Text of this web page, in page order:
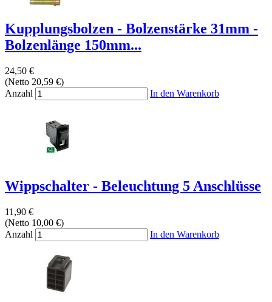
Kupplungsbolzen - Bolzenstärke 31mm -
Bolzenlänge 150mm...
24,50 €
(Netto 20,59 €)
Anzahl
In den Warenkorb
Wippschalter - Beleuchtung 5 Anschlüsse
11,90 €
(Netto 10,00 €)
Anzahl
In den Warenkorb